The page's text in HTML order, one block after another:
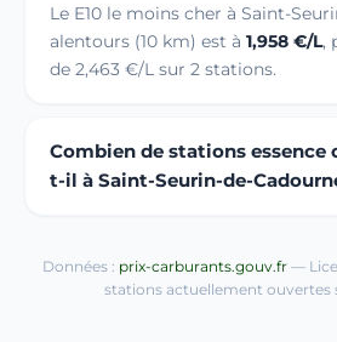
Le E10 le moins cher à Saint-
alentours (10 km) est à 1,958 €/L,
de 2,463 €/L sur 2 stations.
Combien de stations essence
t-il à Saint-Seurin-de-
Données : prix-carburants.gouv.fr—
stations actuellement ouvertes